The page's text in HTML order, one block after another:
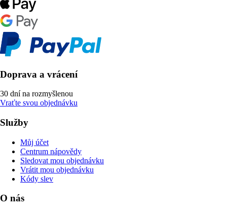
Doprava a vrácení
30 dní na rozmyšlenou
Vraťte svou objednávku
Služby
Můj účet
Centrum nápovědy
Sledovat mou objednávku
Vrátit mou objednávku
Kódy slev
O nás